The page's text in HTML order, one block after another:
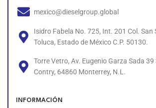
mexico@dieselgroup.global
Isidro Fabela No. 725, Int. 201 Col. San
Toluca, Estado de México C.P. 50130.
Torre Vetro, Av. Eugenio Garza Sada 39
Contry, 64860 Monterrey, N.L.
INFORMACIÓN